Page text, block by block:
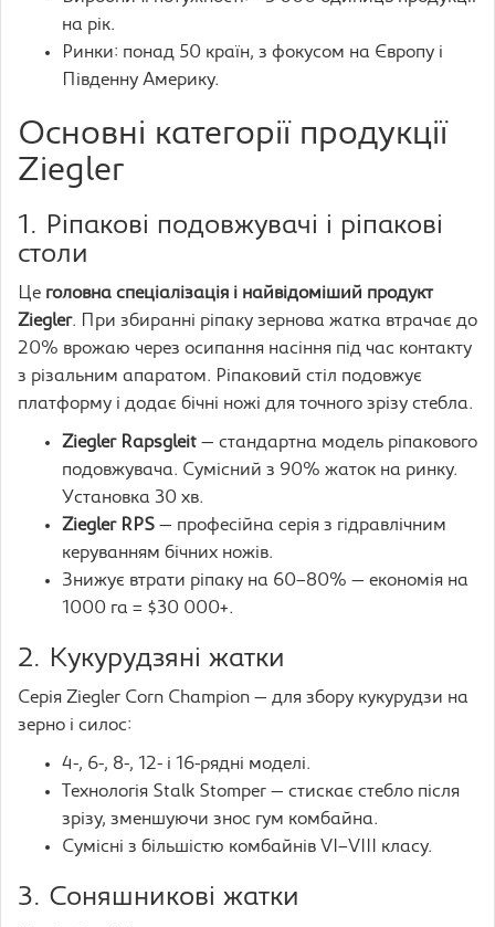
на рік.
Ринки: понад 50 країн, з фокусом на Європу і
Південну Америку.
Основні категорії продукції
Ziegler
1. Ріпакові подовжувачі і ріпакові
столи
Це головна спеціалізація і найвідоміший продукт
Ziegler. При збиранні ріпаку зернова жатка втрачає до
20% врожаю через осипання насіння під час контакту
з різальним апаратом. Ріпаковий стіл подовжує
платформу і додає бічні ножі для точного зрізу стебла.
Ziegler Rapsgleit — стандартна модель ріпакового
подовжувача. Сумісний з 90% жаток на ринку.
Установка 30 хв.
Ziegler RPS — професійна серія з гідравлічним
керуванням бічних ножів.
Знижує втрати ріпаку на 60–80% — економія на
1000 га = $30 000+.
2. Кукурудзяні жатки
Серія Ziegler Corn Champion — для збору кукурудзи на
зерно і силос:
4-, 6-, 8-, 12- і 16-рядні моделі.
Технологія Stalk Stomper — стискає стебло після
зрізу, зменшуючи знос гум комбайна.
Сумісні з більшістю комбайнів VI–VIII класу.
3. Соняшникові жатки